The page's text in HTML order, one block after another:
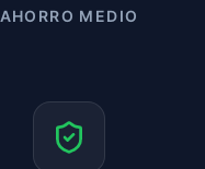
AHORRO MEDIO